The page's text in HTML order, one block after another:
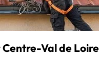
Centre-Val de Loire